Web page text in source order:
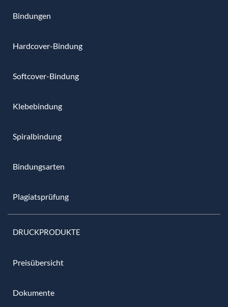
Bindungen
Hardcover-Bindung
Softcover-Bindung
Klebebindung
Spiralbindung
Bindungsarten
Plagiatsprüfung
DRUCKPRODUKTE
Preisübersicht
Dokumente